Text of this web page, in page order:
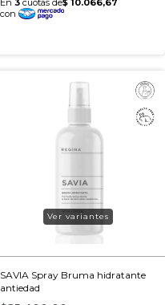
SAVIA Spray Bruma hidratante
antiedad
Ver variantes